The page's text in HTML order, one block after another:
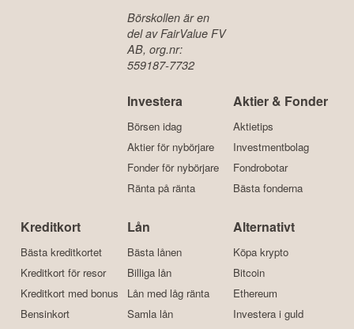
Börskollen är en
del av FairValue FV
AB, org.nr:
559187-7732
Investera
Börsen idag
Aktier för nybörjare
Fonder för nybörjare
Ränta på ränta
Aktier & Fonder
Aktietips
Investmentbolag
Fondrobotar
Bästa fonderna
Kreditkort
Bästa kreditkortet
Kreditkort för resor
Kreditkort med bonus
Bensinkort
Lån
Bästa lånen
Billiga lån
Lån med låg ränta
Samla lån
Alternativt
Köpa krypto
Bitcoin
Ethereum
Investera i guld